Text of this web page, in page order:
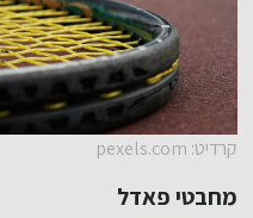
קרדיט: pexels.com
מחבטי פאדל